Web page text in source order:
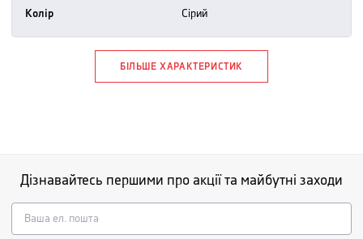
Колір сірий
БІЛЬШЕ ХАРАКТЕРИСТИК
Дізнавайтесь першими про акції та майбутні заходи